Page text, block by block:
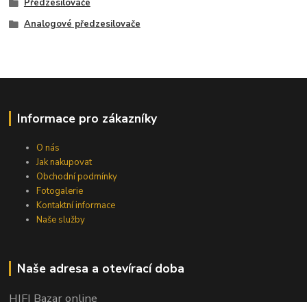
Předzesilovače
Analogové předzesilovače
Informace pro zákazníky
O nás
Jak nakupovat
Obchodní podmínky
Fotogalerie
Kontaktní informace
Naše služby
Naše adresa a otevírací doba
HIFI Bazar online